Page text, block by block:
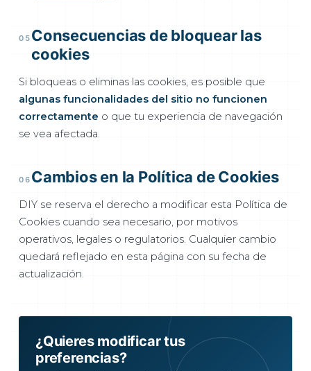
05 Consecuencias de bloquear las
cookies
Si bloqueas o eliminas las cookies, es posible que
algunas funcionalidades del sitio no funcionen
correctamente o que tu experiencia de navegación
se vea afectada.
06 Cambios en la Política de Cookies
DIY se reserva el derecho a modificar esta Política de
Cookies cuando sea necesario, por motivos
operativos, legales o regulatorios. Cualquier cambio
quedará reflejado en esta página con su fecha de
actualización.
¿Quieres modificar tus
preferencias?